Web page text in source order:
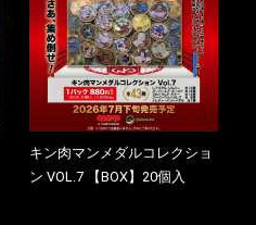
キン肉マンメダルコレクショ
ン VOL.7 【BOX】20個入